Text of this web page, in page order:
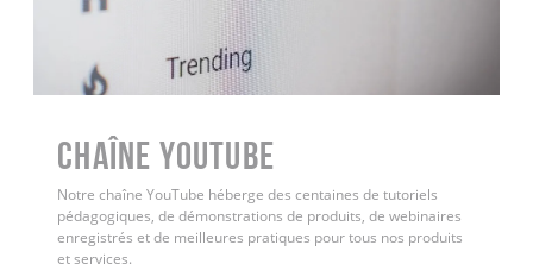
Chaîne YouTube
Notre chaîne YouTube héberge des centaines de tutoriels
pédagogiques, de démonstrations de produits, de webinaires
enregistrés et de meilleures pratiques pour tous nos produits
et services.